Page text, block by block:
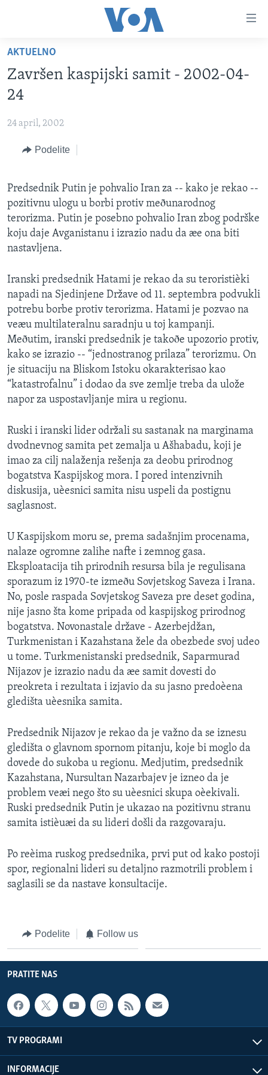
glavni
sadržaj
Idi
na
glavnu
navigaciju
BALKAN
GLOBALNE TEME
NAUKA I TEHNOLOGIJA
MEDICINA
KULTURA
SPORT
INTERVJU
OTVORENI STUDIO
IZ AMERIKE
Jezici
AKTUELNO
Završen kaspijski samit - 2002-04-
24
24 april, 2002
Podelite
Predsednik Putin je pohvalio Iran za -- kako je rekao --
pozitivnu ulogu u borbi protiv meðunarodnog
terorizma. Putin je posebno pohvalio Iran zbog podrške
koju daje Avganistanu i izrazio nadu da æe ona biti
nastavljena.
Iranski predsednik Hatami je rekao da su teroristièki
napadi na Sjedinjene Države od 11. septembra podvukli
potrebu borbe protiv terorizma. Hatami je pozvao na
veæu multilateralnu saradnju u toj kampanji.
Meðutim, iranski predsednik je takoðe upozorio protiv,
kako se izrazio -- “jednostranog prilaza” terorizmu. On
je situaciju na Bliskom Istoku okarakterisao kao
“katastrofalnu” i dodao da sve zemlje treba da ulože
napor za uspostavljanje mira u regionu.
Ruski i iranski lider održali su sastanak na marginama
dvodnevnog samita pet zemalja u Ašhabadu, koji je
imao za cilj nalaženja rešenja za deobu prirodnog
bogatstva Kaspijskog mora. I pored intenzivnih
diskusija, uèesnici samita nisu uspeli da postignu
saglasnost.
U Kaspijskom moru se, prema sadašnjim procenama,
nalaze ogromne zalihe nafte i zemnog gasa.
Eksploatacija tih prirodnih resursa bila je regulisana
sporazum iz 1970-te izmeðu Sovjetskog Saveza i Irana.
No, posle raspada Sovjetskog Saveza pre deset godina,
nije jasno šta kome pripada od kaspijskog prirodnog
bogatstva. Novonastale države - Azerbejdžan,
Turkmenistan i Kazahstana žele da obezbede svoj udeo
u tome. Turkmenistanski predsednik, Saparmurad
Nijazov je izrazio nadu da æe samit dovesti do
preokreta i rezultata i izjavio da su jasno predoèena
gledišta uèesnika samita.
Predsednik Nijazov je rekao da je važno da se iznesu
gledišta o glavnom spornom pitanju, koje bi moglo da
dovede do sukoba u regionu. Medjutim, predsednik
Kazahstana, Nursultan Nazarbajev je izneo da je
problem veæi nego što su uèesnici skupa oèekivali.
Ruski predsednik Putin je ukazao na pozitivnu stranu
samita istièuæi da su lideri došli da razgovaraju.
Po reèima ruskog predsednika, prvi put od kako postoji
spor, regionalni lideri su detaljno razmotrili problem i
saglasili se da nastave konsultacije.
Podelite Follow us
PRATITE NAS
TV PROGRAMI
INFORMACIJE